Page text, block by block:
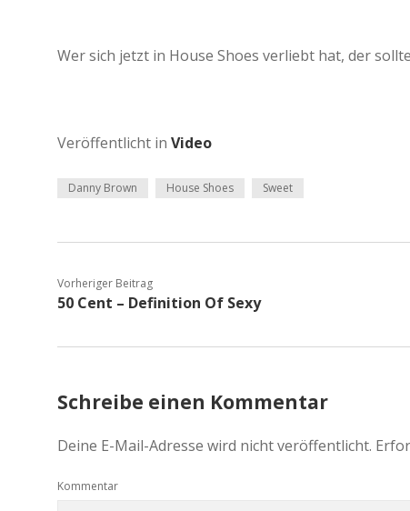
Wer sich jetzt in House Shoes verliebt hat, der
Veröffentlicht in Video
Danny Brown House Shoes Sweet
Vorheriger Beitrag
50 Cent – Definition Of Sexy
Schreibe einen Kommentar
Deine E-Mail-Adresse wird nicht veröffentlicht.
Kommentar